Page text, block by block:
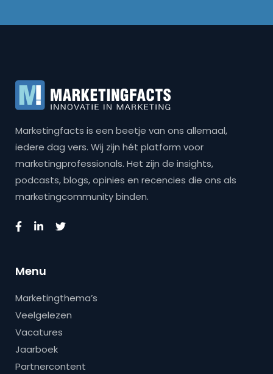
Marketingfacts is een beetje van ons allemaal,
iedere dag vers. Wij zijn hét platform voor
marketingprofessionals. Het zijn de insights,
podcasts, blogs, opinies en recencies die ons als
marketingcommunity binden.
Menu
Marketingthema’s
Veelgelezen
Vacatures
Jaarboek
Partnercontent